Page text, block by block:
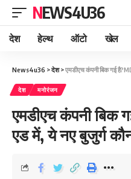
NEWS4U36
देश हेल्थ ऑटो खेल
News4u36 >देश>एमडीएच कंपनी बिक गई
देश मनोरंजन
एमडीएच कंपनी बिक
एड में, ये नए बुजुर्ग